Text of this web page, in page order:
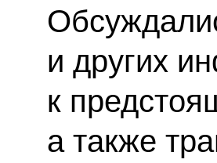
и других
к
а также